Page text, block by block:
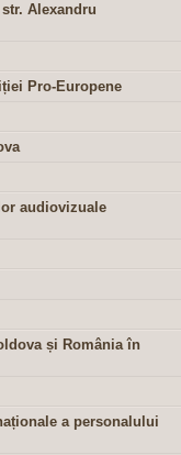
Alexandru
Pro-Europene
audiovizuale
și România în
a personalului